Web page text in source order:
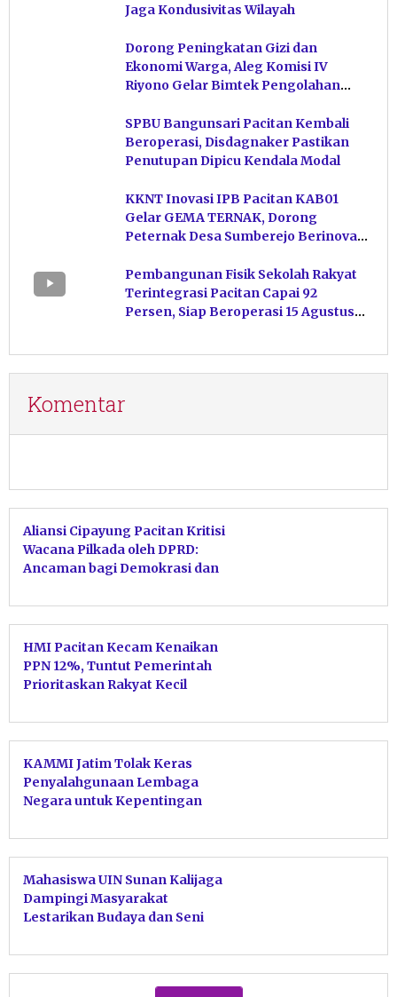
Jaga Kondusivitas Wilayah
Dorong Peningkatan Gizi dan
Ekonomi Warga, Aleg Komisi IV
Riyono Gelar Bimtek Pengolahan
SPBU Bangunsari Pacitan Kembali
Beroperasi, Disdagnaker Pastikan
Penutupan Dipicu Kendala Modal
KKNT Inovasi IPB Pacitan KAB01
Gelar GEMA TERNAK, Dorong
Peternak Desa Sumberejo Berinovasi
Pembangunan Fisik Sekolah Rakyat
Terintegrasi Pacitan Capai 92
Persen, Siap Beroperasi 15 Agustus
Komentar
Aliansi Cipayung Pacitan Kritisi
Wacana Pilkada oleh DPRD:
Ancaman bagi Demokrasi dan
HMI Pacitan Kecam Kenaikan
PPN 12%, Tuntut Pemerintah
Prioritaskan Rakyat Kecil
KAMMI Jatim Tolak Keras
Penyalahgunaan Lembaga
Negara untuk Kepentingan
Mahasiswa UIN Sunan Kalijaga
Dampingi Masyarakat
Lestarikan Budaya dan Seni